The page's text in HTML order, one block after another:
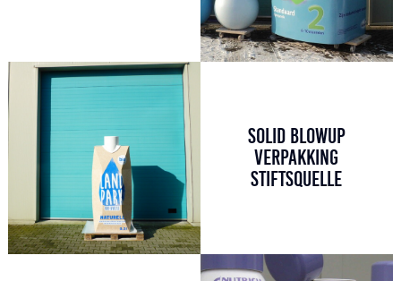
SOLID BLOWUP
VERPAKKING
STIFTSQUELLE